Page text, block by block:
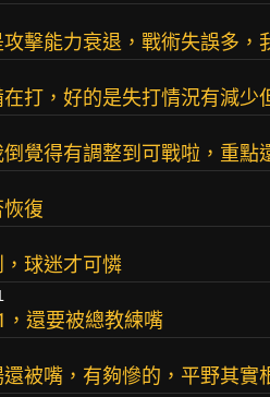
擊能力衰退，戰術失誤多，
打，好的是失打情況有減少
倒覺得有調整到可戰啦，重點
復
球迷才可憐
，還要被總教練嘴
被嘴，有夠慘的，平野其實